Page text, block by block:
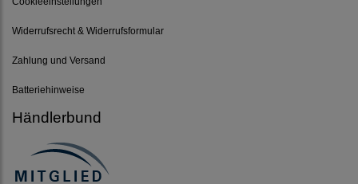
Widerrufsrecht & Widerrufsformular
Zahlung und Versand
Batteriehinweise
Händlerbund